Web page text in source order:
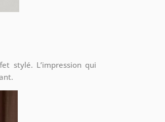
stylé. L’impression qui